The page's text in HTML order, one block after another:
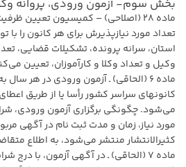
بخش سوم- آزمون ورودی، پروانه
ماده ۲۸ (اصلاحی) – کمیسیون تعیین
تعداد مورد نیازپذیرش برای هر کانون را
استان، سرانه پرونده، تشکیلات قضایی،
وکیل و تعداد وکلا و کارآموزان، تعیین
ماده ۶ (الحاقی) ـ آزمون ورودی در هر
کانونهای سراسر کشور رأسا یا از طریق
می‌شود. چگونگی برگزاری آزمون ورودی،
مورد نیاز، زمان و مدت ثبت نام در آگهی
کثیرالانتشار منتشر می‌شود، به اطلاع
ماده ۷ (الحاقی) ـ در آگهی آزمون، با درج